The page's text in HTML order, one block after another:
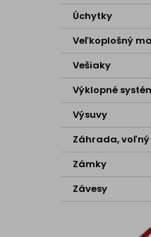
Úchytky
Veľkoplošný
Vešiaky
Výklopné
Výsuvy
Záhrada,
Zámky
Závesy